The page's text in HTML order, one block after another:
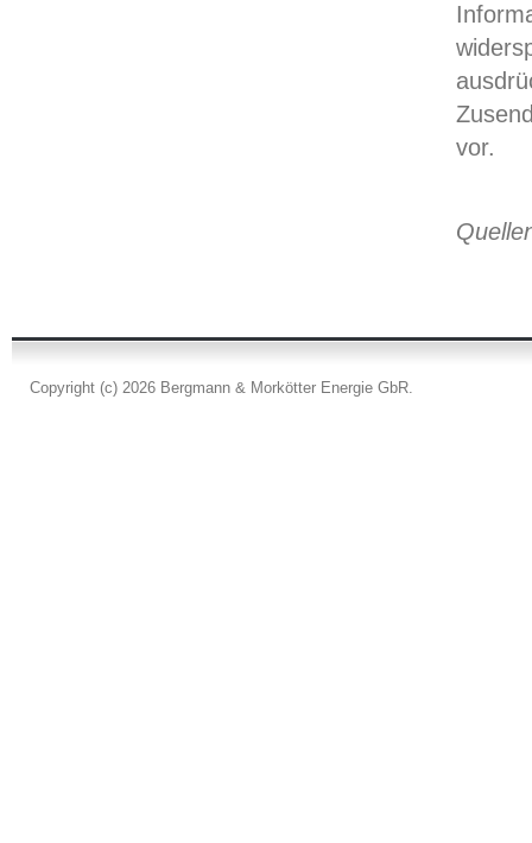
vor.
Copyright (c) 2026 Bergmann & Morkötter Energie GbR.